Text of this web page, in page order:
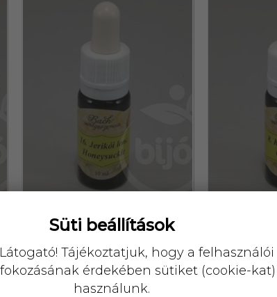
0,-
Bach virágeszencia jerikói
lonc 10 ml
Bach
Süti beállítások
Tájékoztatjuk, hogy a felhasználói
érdekében sütiket (cookie-kat)
használunk.